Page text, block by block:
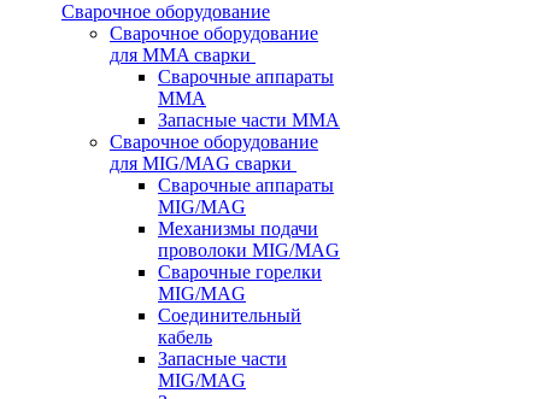
Сварочное оборудование
Сварочное оборудование
для MMA сварки
Сварочные аппараты
MMA
Запасные части MMA
Сварочное оборудование
для MIG/MAG сварки
Сварочные аппараты
MIG/MAG
Механизмы подачи
проволоки MIG/MAG
Сварочные горелки
MIG/MAG
Соединительный
кабель
Запасные части
MIG/MAG